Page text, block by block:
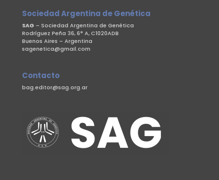
Sociedad Argentina de Genética
SAG – Sociedad Argentina de Genética
Rodríguez Peña 36, 6° A, C1020ADB
Buenos Aires – Argentina
sagenetica@gmail.com
Contacto
bag.editor@sag.org.ar